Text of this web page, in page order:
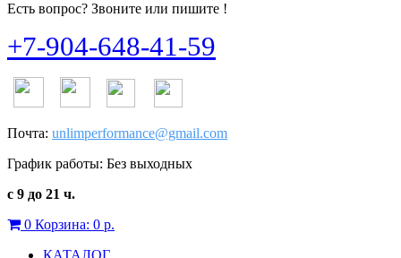
Есть вопрос? Звоните или пишите !
+7-904-648-41-59
Почта: unlimperformance@gmail.com
График работы: Без выходных
с 9 до 21 ч.
0 Корзина: 0 р.
КАТАЛОГ